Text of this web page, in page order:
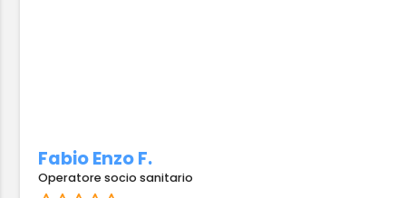
Fabio Enzo F.
Operatore socio sanitario